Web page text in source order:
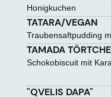
Honigkuchen
TATARA/VEGAN
Traubensaftpudding
TAMADA
Schokobiscuit mit
"QVELIS DAPA"